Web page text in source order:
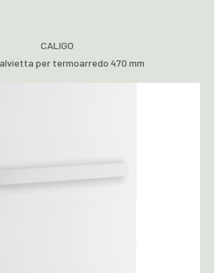
CALIGO
per termoarredo 470 mm